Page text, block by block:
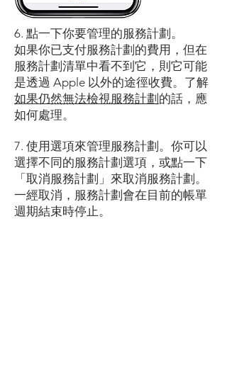
​6. 點一下你要管理的服務計劃。
如果你已支付服務計劃的費用，但在
服務計劃清單中看不到它，則它可能
是透過 Apple 以外的途徑收費。了解
如果仍然無法檢視服務計劃 的話，應
如何處理。
7. 使用選項來管理服務計劃。你可以
選擇不同的服務計劃選項，或點一下
「取消服務計劃」來取消服務計劃。
一經取消，服務計劃會在目前的帳單
週期結束時停止。